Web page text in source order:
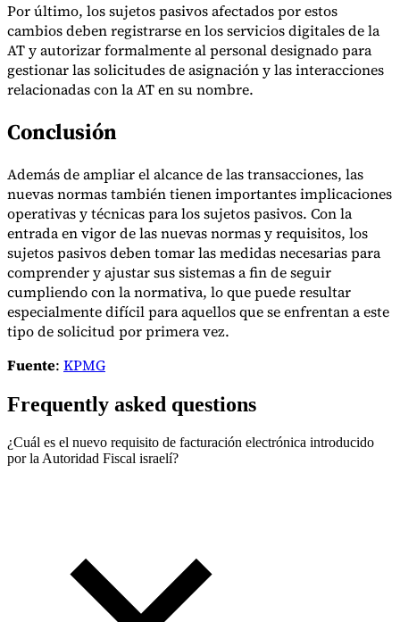
Por último, los sujetos pasivos afectados por estos
cambios deben registrarse en los servicios digitales de la
AT y autorizar formalmente al personal designado para
gestionar las solicitudes de asignación y las interacciones
relacionadas con la AT en su nombre.
Conclusión
Además de ampliar el alcance de las transacciones, las
nuevas normas también tienen importantes implicaciones
operativas y técnicas para los sujetos pasivos. Con la
entrada en vigor de las nuevas normas y requisitos, los
sujetos pasivos deben tomar las medidas necesarias para
comprender y ajustar sus sistemas a fin de seguir
cumpliendo con la normativa, lo que puede resultar
especialmente difícil para aquellos que se enfrentan a este
tipo de solicitud por primera vez.
Fuente: KPMG
Frequently asked questions
¿Cuál es el nuevo requisito de facturación electrónica introducido
por la Autoridad Fiscal israelí?